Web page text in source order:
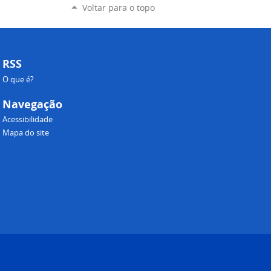
Voltar para o topo
RSS
O que é?
Navegação
Acessibilidade
Mapa do site